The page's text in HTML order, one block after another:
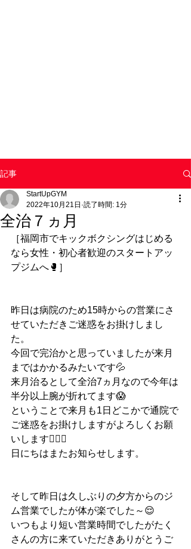
記事
全治７ヵ月
StartUpGYM
2022年10月21日 読了時間: 1分
［福岡市でキックボクシングはじめる
なら女性・初心者歓迎のスタートアッ
プジムへ🥊］
昨日は病院のため15時からの営業にさ
せていただきご迷惑をお掛けしまし
た。
今回で完治かと思っていましたが来月
まではかかるみたいです💦
来月治るとして全治7ヵ月なので今年は
半分以上腕が折れてます😱
ということで来月も1日どこかで通院で
ご迷惑をお掛けしますがよろしくお願
いします🙇🏻‍♂️
日にちはまたお知らせします。
そして昨日は久しぶりの夕方からのジ
ム営業でしたが体が楽でした～😌
いつもより短い営業時間でしたがたく
さんの方に来ていただきありがとうご